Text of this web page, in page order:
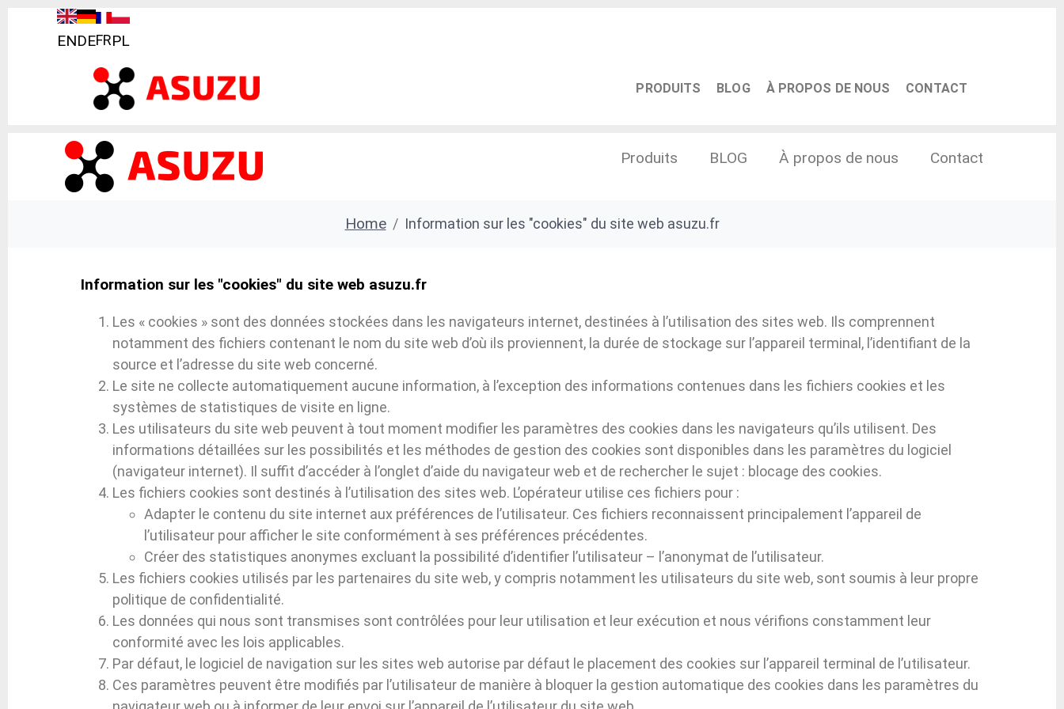
ENDEFRPL
PRODUITS BLOG À PROPOS DE NOUS CONTACT
Produits BLOG À propos de nous Contact
Home Information sur les "cookies" du site web asuzu.fr
Information sur les "cookies" du site web asuzu.fr
Les « cookies » sont des données stockées dans les navigateurs internet, destinées à l’utilisation des sites web. Ils comprennent
notamment des fichiers contenant le nom du site web d’où ils proviennent, la durée de stockage sur l’appareil terminal, l’identifiant de la
source et l’adresse du site web concerné.
Le site ne collecte automatiquement aucune information, à l’exception des informations contenues dans les fichiers cookies et les
systèmes de statistiques de visite en ligne.
Les utilisateurs du site web peuvent à tout moment modifier les paramètres des cookies dans les navigateurs qu’ils utilisent. Des
informations détaillées sur les possibilités et les méthodes de gestion des cookies sont disponibles dans les paramètres du logiciel
(navigateur internet). Il suffit d’accéder à l’onglet d’aide du navigateur web et de rechercher le sujet : blocage des cookies.
Les fichiers cookies sont destinés à l’utilisation des sites web. L’opérateur utilise ces fichiers pour :
Adapter le contenu du site internet aux préférences de l’utilisateur. Ces fichiers reconnaissent principalement l’appareil de
l’utilisateur pour afficher le site conformément à ses préférences précédentes.
Créer des statistiques anonymes excluant la possibilité d’identifier l’utilisateur – l’anonymat de l’utilisateur.
Les fichiers cookies utilisés par les partenaires du site web, y compris notamment les utilisateurs du site web, sont soumis à leur propre
politique de confidentialité.
Les données qui nous sont transmises sont contrôlées pour leur utilisation et leur exécution et nous vérifions constamment leur
conformité avec les lois applicables.
Par défaut, le logiciel de navigation sur les sites web autorise par défaut le placement des cookies sur l’appareil terminal de l’utilisateur.
Ces paramètres peuvent être modifiés par l’utilisateur de manière à bloquer la gestion automatique des cookies dans les paramètres du